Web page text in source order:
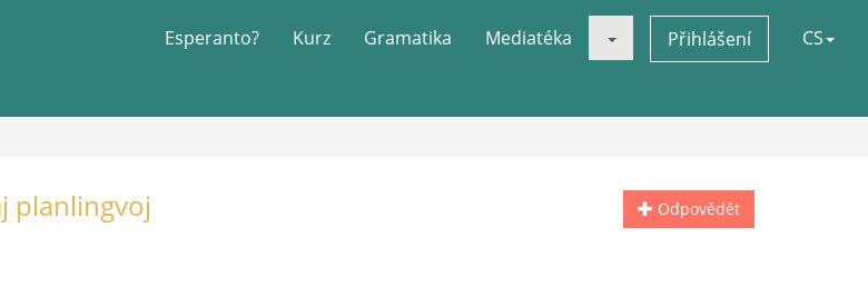
Esperanto? Kurz Gramatika Mediatéka Přihlášení CS
Odpovědět
planlingvoj